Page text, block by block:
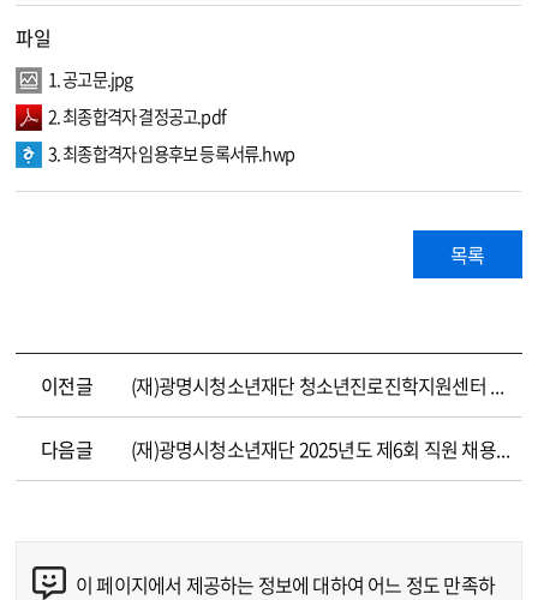
파일
1. 공고문.jpg
2. 최종합격자 결정공고.pdf
3. 최종합격자 임용후보 등록서류.hwp
목록
이전글 (재)광명시청소년재단 청소년진로진학지원센터 제2회 육아휴직 대체인력(재공고) 공개채용 '서류심사 합격자 결정 및 면접시험 시행계획' 공고
다음글 (재)광명시청소년재단 2025년도 제6회 직원 채용 계획 공고
이 페이지에서 제공하는 정보에 대하여 어느 정도 만족하